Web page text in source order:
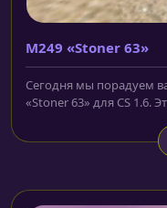
M249 «Stoner 63»
Сегодня мы порадуем
«Stoner 63» для CS 1.6.